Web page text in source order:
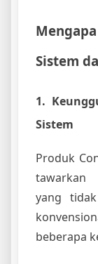
Sistem
1.
Sistem
Produk
tawarkan
yang
beberapa